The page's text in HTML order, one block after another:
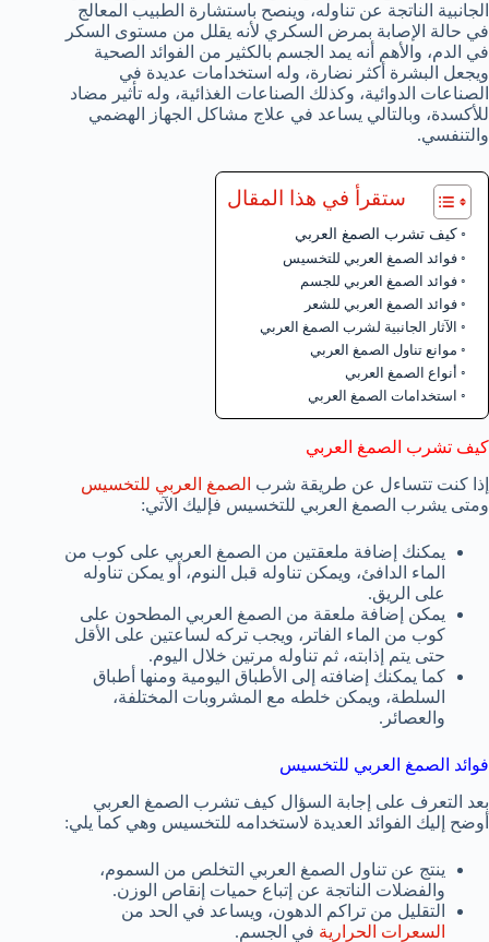
الجانبية الناتجة عن تناوله، وينصح باستشارة الطبيب المعالج
في حالة الإصابة بمرض السكري لأنه يقلل من مستوى السكر
في الدم، والأهم أنه يمد الجسم بالكثير من الفوائد الصحية
ويجعل البشرة أكثر نضارة، وله استخدامات عديدة في
الصناعات الدوائية، وكذلك الصناعات الغذائية، وله تأثير مضاد
للأكسدة، وبالتالي يساعد في علاج مشاكل الجهاز الهضمي
والتنفسي.
ستقرأ في هذا المقال
كيف تشرب الصمغ العربي
فوائد الصمغ العربي للتخسيس
فوائد الصمغ العربي للجسم
فوائد الصمغ العربي للشعر
الآثار الجانبية لشرب الصمغ العربي
موانع تناول الصمغ العربي
أنواع الصمغ العربي
استخدامات الصمغ العربي
كيف تشرب الصمغ العربي
إذا كنت تتساءل عن طريقة شرب الصمغ العربي للتخسيس
ومتى يشرب الصمغ العربي للتخسيس فإليك الآتي:
يمكنك إضافة ملعقتين من الصمغ العربي على كوب من
الماء الدافئ، ويمكن تناوله قبل النوم، أو يمكن تناوله
على الريق.
يمكن إضافة ملعقة من الصمغ العربي المطحون على
كوب من الماء الفاتر، ويجب تركه لساعتين على الأقل
حتى يتم إذابته، ثم تناوله مرتين خلال اليوم.
كما يمكنك إضافته إلى الأطباق اليومية ومنها أطباق
السلطة، ويمكن خلطه مع المشروبات المختلفة،
والعصائر.
فوائد الصمغ العربي للتخسيس
بعد التعرف على إجابة السؤال كيف تشرب الصمغ العربي
أوضح إليك الفوائد العديدة لاستخدامه للتخسيس وهي كما يلي:
ينتج عن تناول الصمغ العربي التخلص من السموم،
والفضلات الناتجة عن إتباع حميات إنقاص الوزن.
التقليل من تراكم الدهون، ويساعد في الحد من
السعرات الحرارية في الجسم.